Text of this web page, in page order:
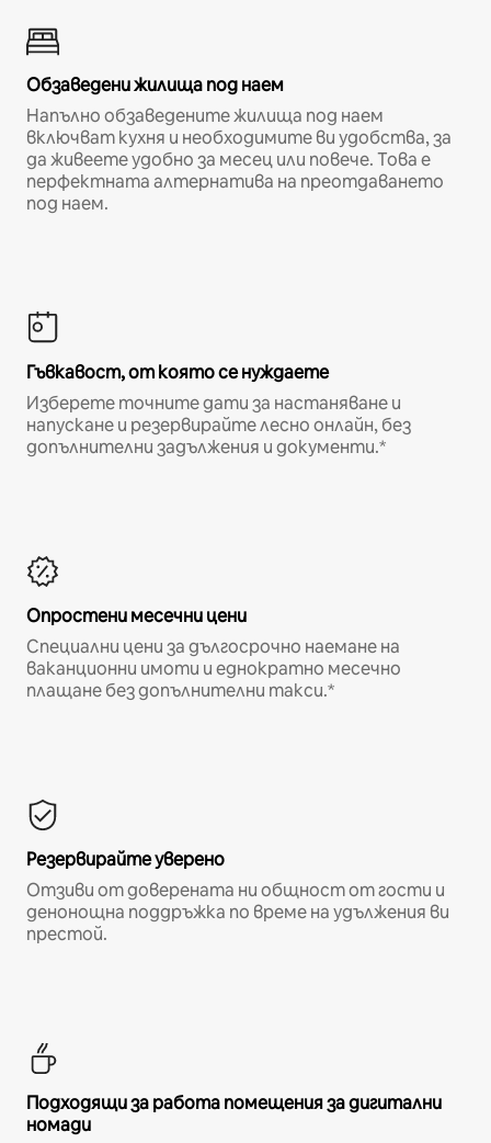
Обзаведени жилища под наем
Напълно обзаведените жилища под наем
включват кухня и необходимите ви удобства, за
да живеете удобно за месец или повече. Това е
перфектната алтернатива на преотдаването
под наем.
Гъвкавост, от която се нуждаете
Изберете точните дати за настаняване и
напускане и резервирайте лесно онлайн, без
допълнителни задължения и документи.*
Опростени месечни цени
Специални цени за дългосрочно наемане на
ваканционни имоти и еднократно месечно
плащане без допълнителни такси.*
Резервирайте уверено
Отзиви от доверената ни общност от гости и
денонощна поддръжка по време на удължения ви
престой.
Подходящи за работа помещения за дигитални
номади